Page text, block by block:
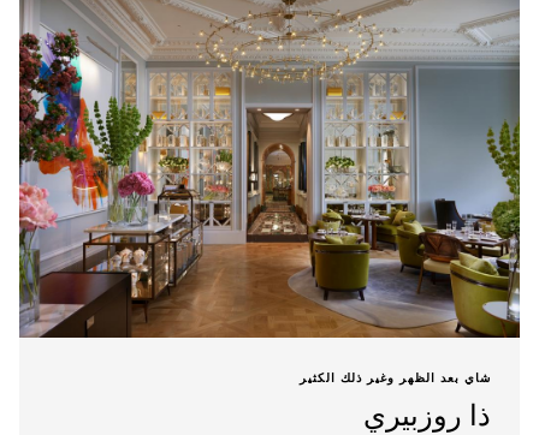
شاي بعد الظهر وغير ذلك الكثير
ذا روزبيري